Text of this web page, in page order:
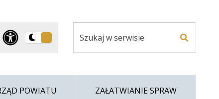
Panel dostosowania
Przełącz
ciemną
serwisie
POWIATU ZAŁATWIANIE SPRAW